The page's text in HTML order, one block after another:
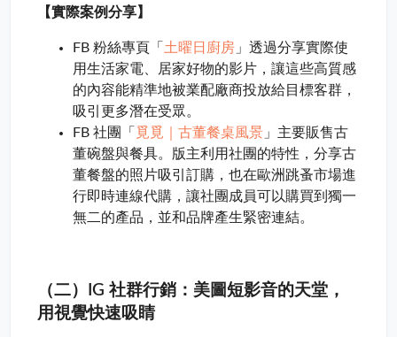
【實際案例分享】
FB 粉絲專頁「 土曜日廚房 」透過分享實際使
用生活家電、居家好物的影片，讓這些高質感
的內容能精準地被業配廠商投放給目標客群，
吸引更多潛在受眾。
FB 社團「 覓覓｜古董餐桌風景 」主要販售古
董碗盤與餐具。版主利用社團的特性，分享古
董餐盤的照片吸引訂購，也在歐洲跳蚤市場進
行即時連線代購，讓社團成員可以購買到獨一
無二的產品，並和品牌產生緊密連結。
（二）IG 社群行銷：美圖短影音的天堂，
用視覺快速吸睛